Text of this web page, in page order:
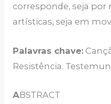
corresponde, seja por
artísticas, seja em
Palavras chave:
Resistência.
ABSTRACT